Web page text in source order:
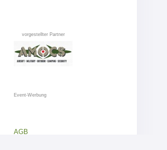
vorgestellter Partner
Event-Werbung
AGB